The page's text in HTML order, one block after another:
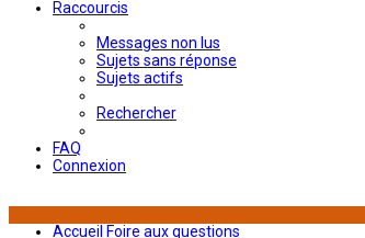
Raccourcis
Messages non lus
Sujets sans réponse
Sujets actifs
Rechercher
FAQ
Connexion
Accueil Foire aux questions